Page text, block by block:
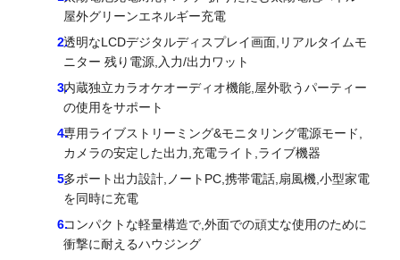
屋外グリーンエネルギー充電
透明なLCDデジタルディスプレイ画面,リアルタイムモ
ニター 残り電源,入力/出力ワット
内蔵独立カラオケオーディオ機能,屋外歌うパーティー
の使用をサポート
専用ライブストリーミング&モニタリング電源モード,
カメラの安定した出力,充電ライト,ライブ機器
多ポート出力設計,ノートPC,携帯電話,扇風機,小型家電
を同時に充電
コンパクトな軽量構造で,外面での頑丈な使用のために
衝撃に耐えるハウジング